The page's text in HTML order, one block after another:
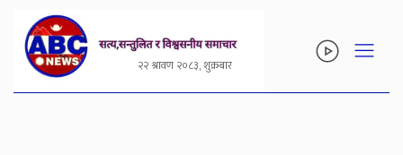
२२ श्रावण २०८३, शुक्रबार